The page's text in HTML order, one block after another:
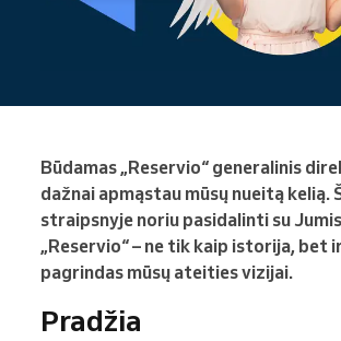
Būdamas „Reservio“ generalinis
dažnai apmąstau mūsų nueitą kelią.
straipsnyje noriu pasidalinti su
„Reservio“ – ne tik kaip istorija, bet
pagrindas mūsų ateities vizijai.
Pradžia